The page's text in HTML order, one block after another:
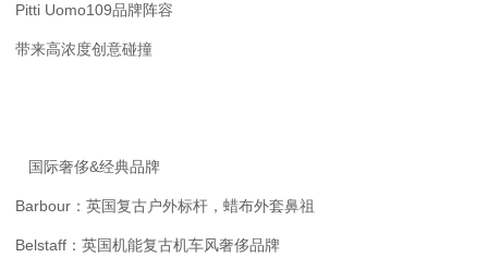
Pitti Uomo109品牌阵容
带来高浓度创意碰撞
国际奢侈&经典品牌
Barbour：英国复古户外标杆，蜡布外套鼻祖
Belstaff：英国机能复古机车风奢侈品牌